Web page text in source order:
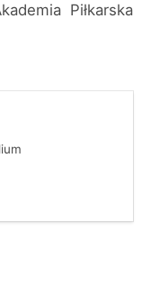
Piłkarska